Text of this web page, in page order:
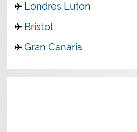
Londres Luton
Bristol
Gran Canaria